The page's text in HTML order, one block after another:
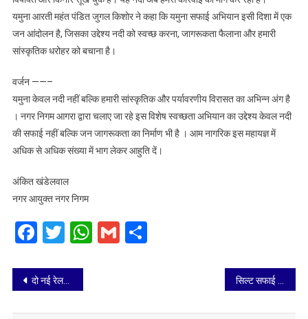
यमुना आरती महंत पंडित जुगल किशोर ने कहा कि यमुना सफाई अभियान इसी दिशा में एक
जन आंदोलन है, जिसका उद्देश्य नदी को स्वच्छ करना, जागरूकता फैलाना और हमारी
सांस्कृतिक धरोहर को बचाना है।
वर्जन ——–
यमुना केवल नदी नहीं बल्कि हमारी सांस्कृतिक और पर्यावरणीय विरासत का अभिन्न अंग है
। नगर निगम आगरा द्वारा चलाए जा रहे इस विशेष स्वच्छता अभियान का उद्देश्य केवल नदी
की सफाई नहीं बल्कि जन जागरूकता का निर्माण भी है । आम नागरिक इस महायज्ञ में
अधिक से अधिक संख्या में भाग लेकर आहुति दें।
अंकित खंडेलवाल
नगर आयुक्त नगर निगम
Facebook
Twitter
WhatsApp
GmailShare
Post
navigation
दो नई रेलगाड़ियों का परिचालन होगा प्रारंभ